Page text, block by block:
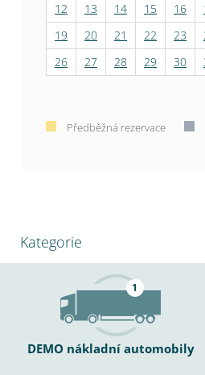
12
13 14 15 16
19
20 21 22 23
26
27 28 29 30
Předběžná rezervace
Kategorie
DEMO nákladní automobily
1